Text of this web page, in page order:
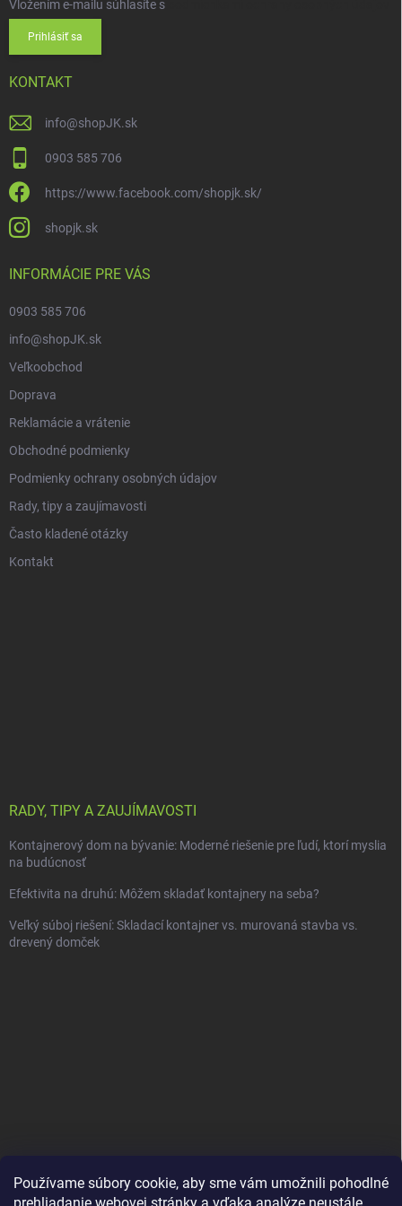
Používame súbory cookie, aby sme vám umožnili pohodlné
Vložením e-mailu súhlasíte s
Prihlásiť sa
KONTAKT
info@shopJK.sk
0903 585 706
https://www.facebook.com/shopjk.sk/
shopjk.sk
INFORMÁCIE PRE VÁS
0903 585 706
info@shopJK.sk
Veľkoobchod
Doprava
Reklamácie a vrátenie
Obchodné podmienky
Podmienky ochrany osobných údajov
Rady, tipy a zaujímavosti
Často kladené otázky
Kontakt
RADY, TIPY A ZAUJÍMAVOSTI
Kontajnerový dom na bývanie: Moderné riešenie pre ľudí, ktorí myslia
na budúcnosť
Efektivita na druhú: Môžem skladať kontajnery na seba?
Veľký súboj riešení: Skladací kontajner vs. murovaná stavba vs.
drevený domček